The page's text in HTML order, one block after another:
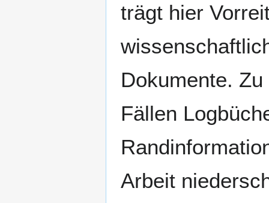
trägt hier
Dokumente.
Fällen
Arbeit